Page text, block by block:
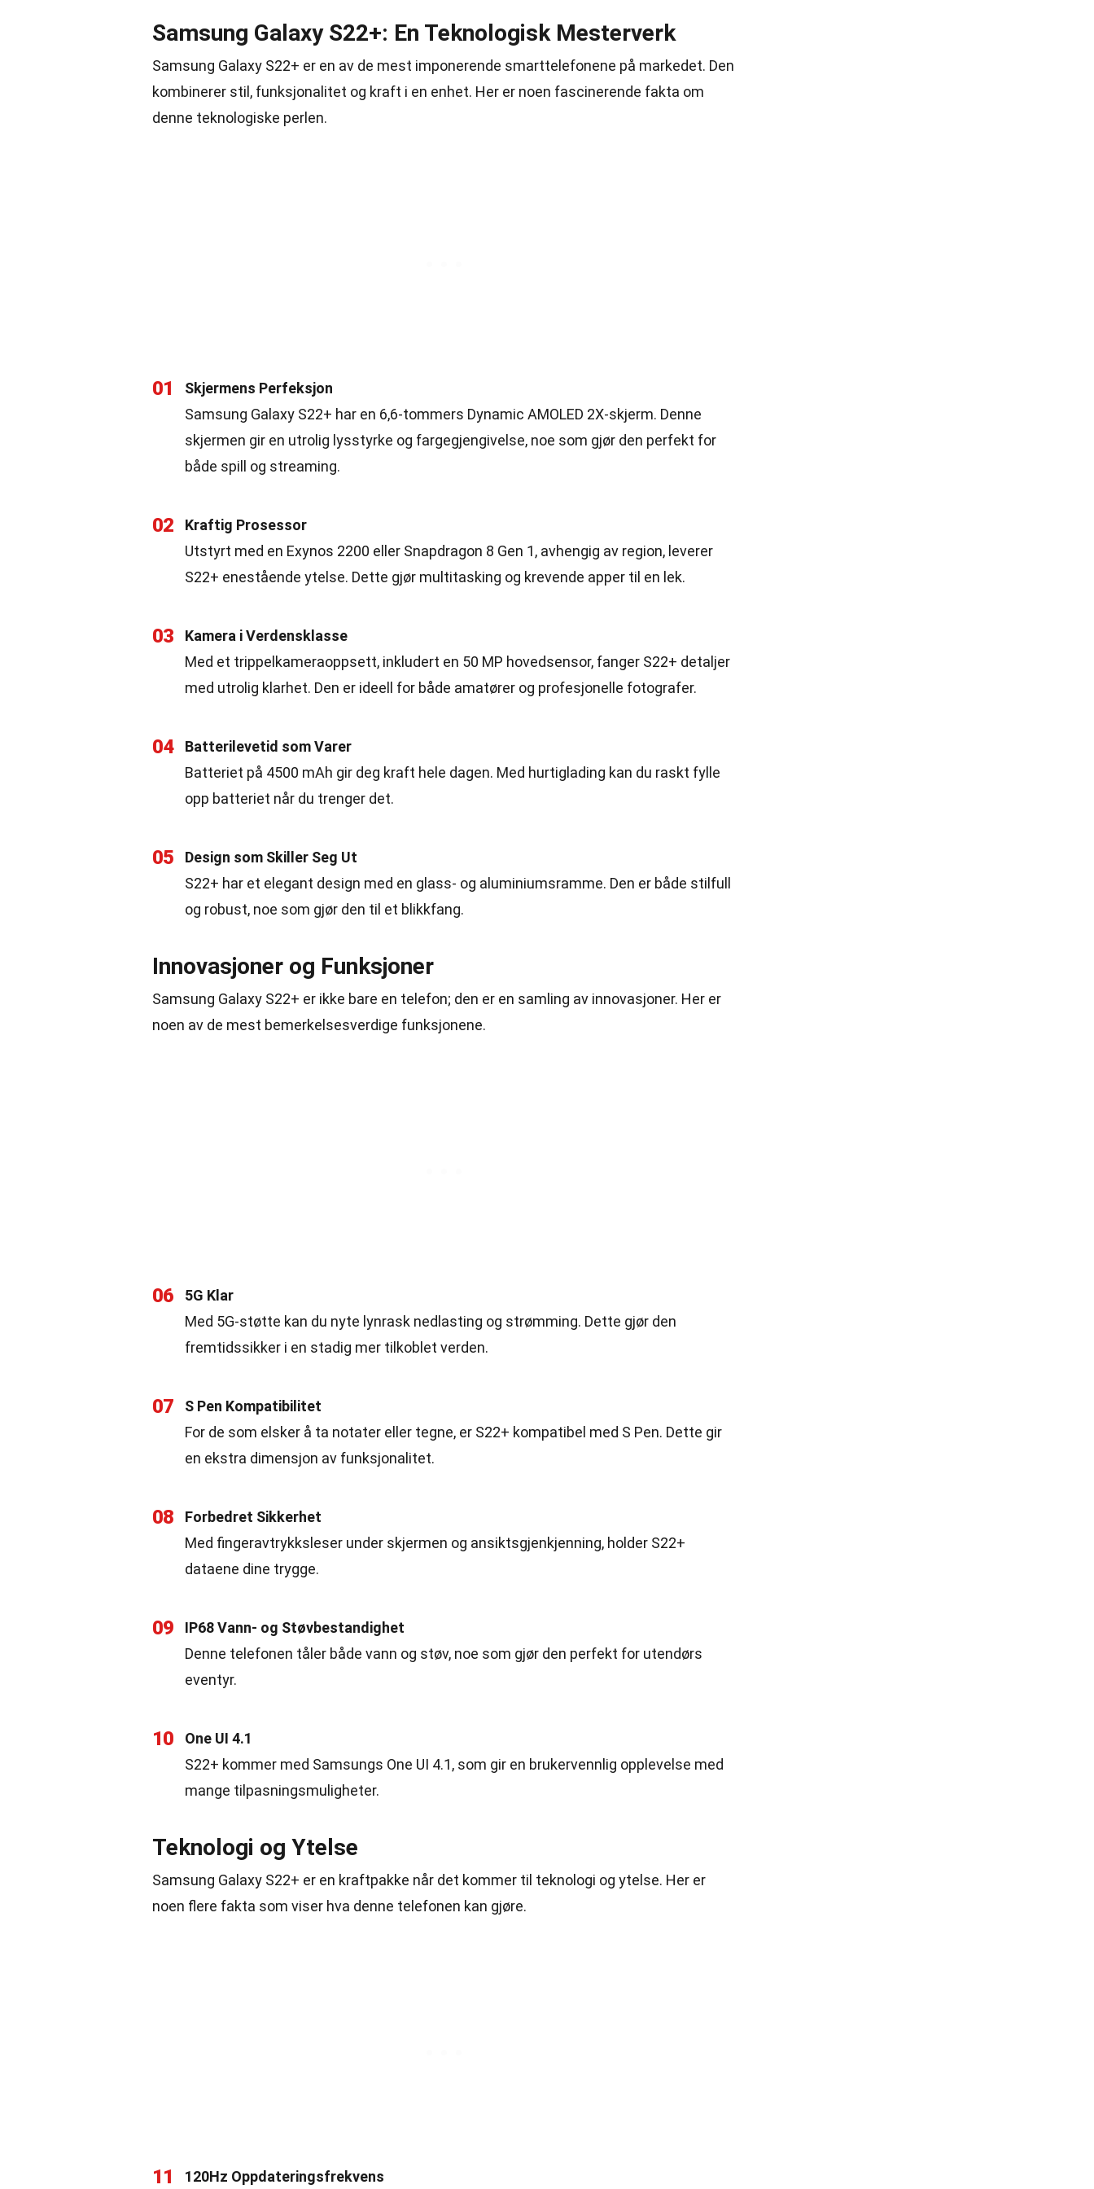
Samsung Galaxy S22+: En Teknologisk Mesterverk
Samsung Galaxy S22+ er en av de mest imponerende smarttelefonene på markedet. Den
kombinerer stil, funksjonalitet og kraft i en enhet. Her er noen fascinerende fakta om
denne teknologiske perlen.
01
Skjermens Perfeksjon
Samsung Galaxy S22+ har en 6,6-tommers Dynamic AMOLED 2X-skjerm. Denne
skjermen gir en utrolig lysstyrke og fargegjengivelse, noe som gjør den perfekt for
både spill og streaming.
02
Kraftig Prosessor
Utstyrt med en Exynos 2200 eller Snapdragon 8 Gen 1, avhengig av region, leverer
S22+ enestående ytelse. Dette gjør multitasking og krevende apper til en lek.
03
Kamera i Verdensklasse
Med et trippelkameraoppsett, inkludert en 50 MP hovedsensor, fanger S22+ detaljer
med utrolig klarhet. Den er ideell for både amatører og profesjonelle fotografer.
04
Batterilevetid som Varer
Batteriet på 4500 mAh gir deg kraft hele dagen. Med hurtiglading kan du raskt fylle
opp batteriet når du trenger det.
05
Design som Skiller Seg Ut
S22+ har et elegant design med en glass- og aluminiumsramme. Den er både stilfull
og robust, noe som gjør den til et blikkfang.
Innovasjoner og Funksjoner
Samsung Galaxy S22+ er ikke bare en telefon; den er en samling av innovasjoner. Her er
noen av de mest bemerkelsesverdige funksjonene.
06
5G Klar
Med 5G-støtte kan du nyte lynrask nedlasting og strømming. Dette gjør den
fremtidssikker i en stadig mer tilkoblet verden.
07
S Pen Kompatibilitet
For de som elsker å ta notater eller tegne, er S22+ kompatibel med S Pen. Dette gir
en ekstra dimensjon av funksjonalitet.
08
Forbedret Sikkerhet
Med fingeravtrykksleser under skjermen og ansiktsgjenkjenning, holder S22+
dataene dine trygge.
09
IP68 Vann- og Støvbestandighet
Denne telefonen tåler både vann og støv, noe som gjør den perfekt for utendørs
eventyr.
10
One UI 4.1
S22+ kommer med Samsungs One UI 4.1, som gir en brukervennlig opplevelse med
mange tilpasningsmuligheter.
Teknologi og Ytelse
Samsung Galaxy S22+ er en kraftpakke når det kommer til teknologi og ytelse. Her er
noen flere fakta som viser hva denne telefonen kan gjøre.
11 120Hz Oppdateringsfrekvens